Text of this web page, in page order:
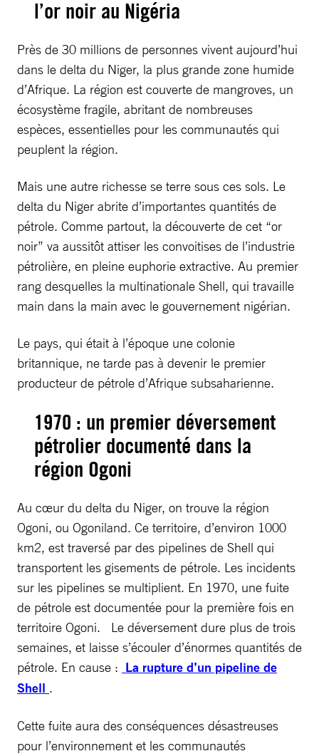
l’or noir au Nigéria
Près de 30 millions de personnes vivent aujourd’hui
dans le delta du Niger, la plus grande zone humide
d’Afrique. La région est couverte de mangroves, un
écosystème fragile, abritant de nombreuses
espèces, essentielles pour les communautés qui
peuplent la région.
Mais une autre richesse se terre sous ces sols. Le
delta du Niger abrite d’importantes quantités de
pétrole. Comme partout, la découverte de cet “or
noir” va aussitôt attiser les convoitises de l’industrie
pétrolière, en pleine euphorie extractive. Au premier
rang desquelles la multinationale Shell, qui travaille
main dans la main avec le gouvernement nigérian.
Le pays, qui était à l’époque une colonie
britannique, ne tarde pas à devenir le premier
producteur de pétrole d’Afrique subsaharienne.
1970 : un premier déversement
pétrolier documenté dans la
région Ogoni
Au cœur du delta du Niger, on trouve la région
Ogoni, ou Ogoniland. Ce territoire, d’environ 1000
km2, est traversé par des pipelines de Shell qui
transportent les gisements de pétrole. Les incidents
sur les pipelines se multiplient. En 1970, une fuite
de pétrole est documentée pour la première fois en
territoire Ogoni. Le déversement dure plus de trois
semaines, et laisse s’écouler d’énormes quantités de
pétrole. En cause : La rupture d’un pipeline de
Shell .
Cette fuite aura des conséquences désastreuses
pour l’environnement et les communautés